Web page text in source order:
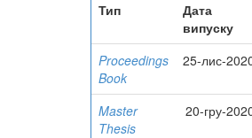
Тип
Дата
випуску
Proceedings
Book
25-лис-
Master
Thesis
20-гру-